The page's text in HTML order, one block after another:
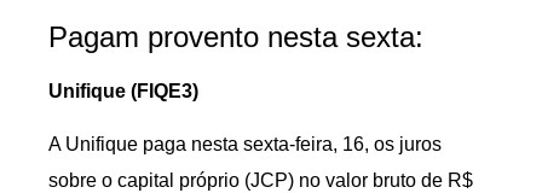
Pagam provento nesta sexta:
Unifique (FIQE3)
A Unifique paga nesta sexta-feira, 16, os juros
sobre o capital próprio (JCP) no valor bruto de R$